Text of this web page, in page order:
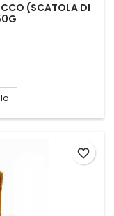
(SCATOLA DI
favorite_border